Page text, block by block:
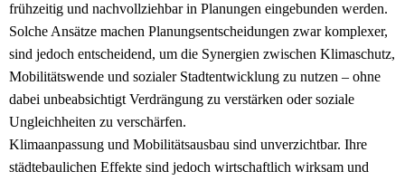
frühzeitig und nachvollziehbar in Planungen eingebunden werden.
Solche Ansätze machen Planungsentscheidungen zwar komplexer,
sind jedoch entscheidend, um die Synergien zwischen Klimaschutz,
Mobilitätswende und sozialer Stadtentwicklung zu nutzen – ohne
dabei unbeabsichtigt Verdrängung zu verstärken oder soziale
Ungleichheiten zu verschärfen.
Klimaanpassung und Mobilitätsausbau sind unverzichtbar. Ihre
städtebaulichen Effekte sind jedoch wirtschaftlich wirksam und